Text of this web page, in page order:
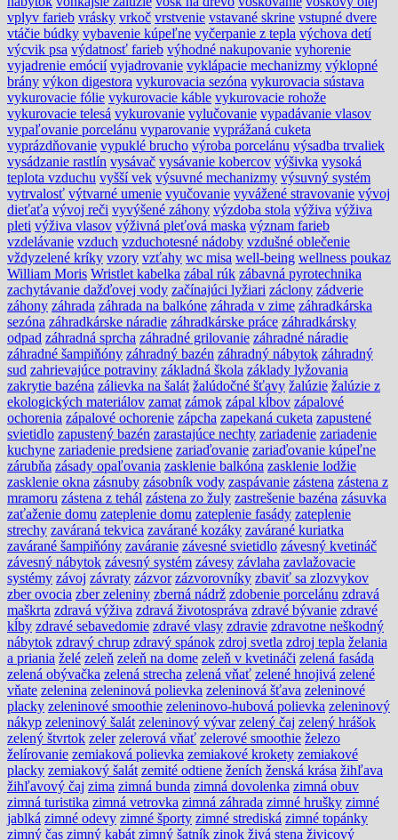
vplyv farieb vrásky vrkoč vrstvenie vstavané skrine vstupné dvere
vtáčie búdky vybavenie kúpeľne vyčerpanie z tepla výchova detí
výcvik psa výdatnosť farieb výhodné nakupovanie vyhorenie
vyjadrenie emócií vyjadrovanie vyklápacie mechanizmy výklopné
brány výkon digestora vykurovacia sezóna vykurovacia sústava
vykurovacie fólie vykurovacie káble vykurovacie rohože
vykurovacie telesá vykurovanie vylučovanie vypadávanie vlasov
vypaľovanie porcelánu vyparovanie vyprážaná cuketa
vyprázdňovanie vypuklé brucho výroba porcelánu výsadba trvaliek
vysádzanie rastlín vysávač vysávanie kobercov výšivka vysoká
teplota vzduchu vyšší vek výsuvné mechanizmy výsuvný systém
vytrvalosť výtvarné umenie vyučovanie vyvážené stravovanie vývoj
dieťaťa vývoj reči vyvýšené záhony výzdoba stola výživa výživa
pleti výživa vlasov výživná pleťová maska význam farieb
vzdelávanie vzduch vzduchotesné nádoby vzdušné oblečenie
vždyzelené kríky vzory vzťahy wc misa well-being wellness poukaz
William Moris Wristlet kabelka zábal rúk zábavná pyrotechnika
zachytávanie dažďovej vody začínajúci lyžiari záclony zádverie
záhony záhrada záhrada na balkóne záhrada v zime záhradkárska
sezóna záhradkárske náradie záhradkárske práce záhradkársky
odpad záhradná sprcha záhradné grilovanie záhradné náradie
záhradné šampiňóny záhradný bazén záhradný nábytok záhradný
sud zahrievajúce potraviny základná škola základy lyžovania
zakrytie bazéna zálievka na šalát žalúdočné šťavy žalúzie žalúzie z
ekologických materiálov zamat zámok zápal kĺbov zápalové
ochorenia zápalové ochorenie zápcha zapekaná cuketa zapustené
svietidlo zapustený bazén zarastajúce nechty zariadenie zariadenie
kuchyne zariadenie predsiene zariaďovanie zariaďovanie kúpeľne
zárubňa zásady opaľovania zasklenie balkóna zasklenie lodžie
zasklenie okna zásnuby zásobník vody zaspávanie zástena zástena z
mramoru zástena z tehál zástena zo žuly zastrešenie bazéna zásuvka
zaťaženie domu zateplenie domu zateplenie fasády zateplenie
strechy zaváraná tekvica zavárané kozáky zavárané kuriatka
zavárané šampiňóny zaváranie závesné svietidlo závesný kvetináč
závesný nábytok závesný systém závesy závlaha zavlažovacie
systémy závoj závraty zázvor zázvorovníky zbaviť sa zlozvykov
zber ovocia zber zeleniny zberná nádrž zdobenie porcelánu zdravá
maškrta zdravá výživa zdravá životospráva zdravé bývanie zdravé
kĺby zdravé sebavedomie zdravé vlasy zdravie zdravotne neškodný
nábytok zdravý chrup zdravý spánok zdroj svetla zdroj tepla želania
a priania želé zeleň zeleň na dome zeleň v kvetináči zelená fasáda
zelená obývačka zelená strecha zelená vňať zelené hnojivá zelené
vňate zelenina zeleninová polievka zeleninová šťava zeleninové
placky zeleninové smoothie zeleninovo-hubová polievka zeleninový
nákyp zeleninový šalát zeleninový vývar zelený čaj zelený hrášok
zelený štvrtok zeler zelerová vňať zelerové smoothie železo
želírovanie zemiaková polievka zemiakové krokety zemiakové
placky zemiakový šalát zemité odtiene ženích ženská krása žihľava
žihľavový čaj zima zimná bunda zimná dovolenka zimná obuv
zimná turistika zimná vetrovka zimná záhrada zimné hrušky zimné
jablká zimné odevy zimné športy zimné strediská zimné topánky
zimný čas zimný kabát zimný šatník zinok živá stena živicový